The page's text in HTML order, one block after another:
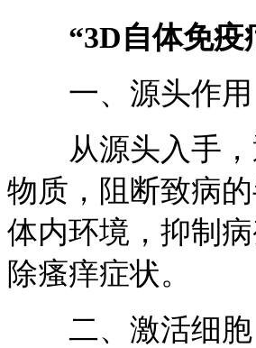
“3D自体免疫
一、源头作用
从源头入手，
物质，阻断致病
体内环境，抑制
除瘙痒症状。
二、激活细胞